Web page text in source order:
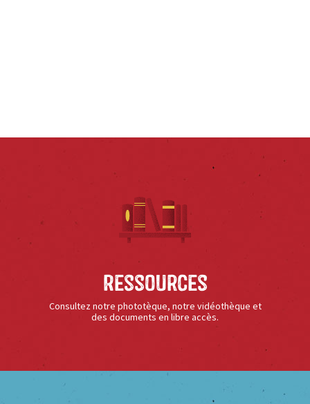
Ressources
Consultez notre phototèque, notre vidéothèque et
des documents en libre accès.